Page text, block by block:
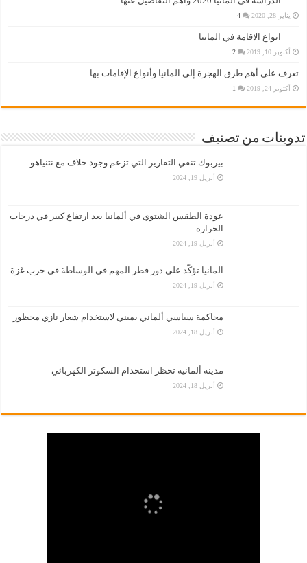
يناير 28, 2020 4
انواع الاقامة في المانيا
أكتوبر 10, 2019 2
تعرف على أهم طرق الهجرة إلى المانيا وأنواع الإقامات بها
أكتوبر 24, 2019 1
تدوينات من تصنيف
بيربوك تنفي التقارير التي تزعم وجود خلاف مع نتنياهو
أبريل 19, 2024
عودة الطقس الشتوي في ألمانيا بعد ارتفاع كبير في درجات
الحرارة
أبريل 19, 2024
المانيا تؤكّد على دور قطر المهم في الوساطة في حرب غزة
أبريل 19, 2024
محاكمة سياسي ألماني يميني لاستخدام شعار نازي محظور
أبريل 18, 2024
مدينة ألمانية تحظر استخدام السكوتر الكهربائي
أبريل 18, 2024